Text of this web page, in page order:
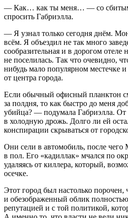
— Как… как ты меня… — со
спросить Габриэлла.
— Я узнал только сегодня днём.
всём. Я объездил не так много
сообразительная и в дорогом отеле
не поселилась. Так что очевидно,
нибудь мало популярном местечке
от центра города.
Если обычный офисный планктон
за полдня, то как быстро до меня
убийца? — подумала Габриэлла. От
в холодную дрожь. Долго ли ей
конспирации скрываться от
Они сели в автомобиль, после чего
в пол. Его «кадиллак» мчался по
удаляясь от киллера, который,
осечке.
Этот город был настолько порочен,
и обезображенный облик полностью
репутацией и с той политикой,